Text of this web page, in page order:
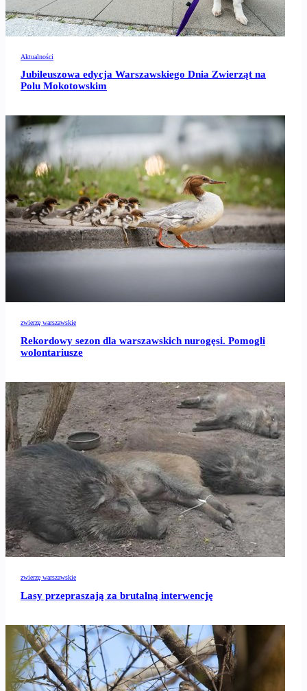
Aktualności
Jubileuszowa edycja Warszawskiego Dnia Zwierząt na
Polu Mokotowskim
zwierzę warszawskie
Rekordowy sezon dla warszawskich nurogęsi. Pomogli
wolontariusze
zwierzę warszawskie
Lasy przepraszają za brutalną interwencję